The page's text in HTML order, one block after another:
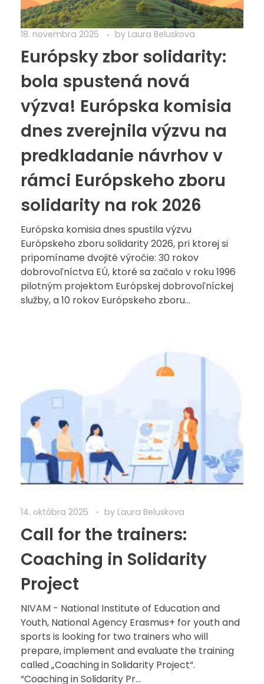
18. novembra 2025 by Laura Beluskova
Európsky zbor solidarity:
bola spustená nová
výzva! Európska komisia
dnes zverejnila výzvu na
predkladanie návrhov v
rámci Európskeho zboru
solidarity na rok 2026
Európska komisia dnes spustila výzvu
Európskeho zboru solidarity 2026, pri ktorej si
pripomíname dvojité výročie: 30 rokov
dobrovoľníctva EÚ, ktoré sa začalo v roku 1996
pilotným projektom Európskej dobrovoľníckej
služby, a 10 rokov Európskeho zboru...
14. októbra 2025 by Laura Beluskova
Call for the trainers:
Coaching in Solidarity
Project
NIVAM - National Institute of Education and
Youth, National Agency Erasmus+ for youth and
sports is looking for two trainers who will
prepare, implement and evaluate the training
called „Coaching in Solidarity Project“.
“Coaching in Solidarity Pr...